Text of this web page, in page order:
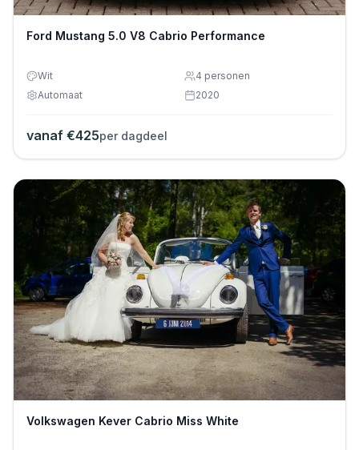
Ford Mustang 5.0 V8 Cabrio Performance
Wit 4 personen
Automaat
2020
vanaf €425per dagdeel
Volkswagen Kever Cabrio Miss White